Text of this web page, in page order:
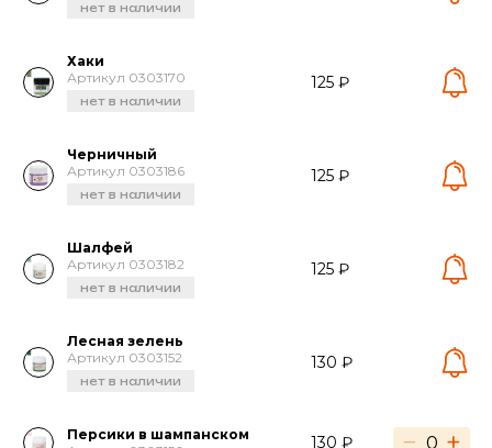
нет в наличии
Хаки
Артикул 0303170
нет в наличии
125 ₽
Черничный
Артикул 0303186
нет в наличии
125 ₽
Шалфей
Артикул 0303182
нет в наличии
125 ₽
Лесная зелень
Артикул 0303152
нет в наличии
130 ₽
Персики в шампанском
130 ₽